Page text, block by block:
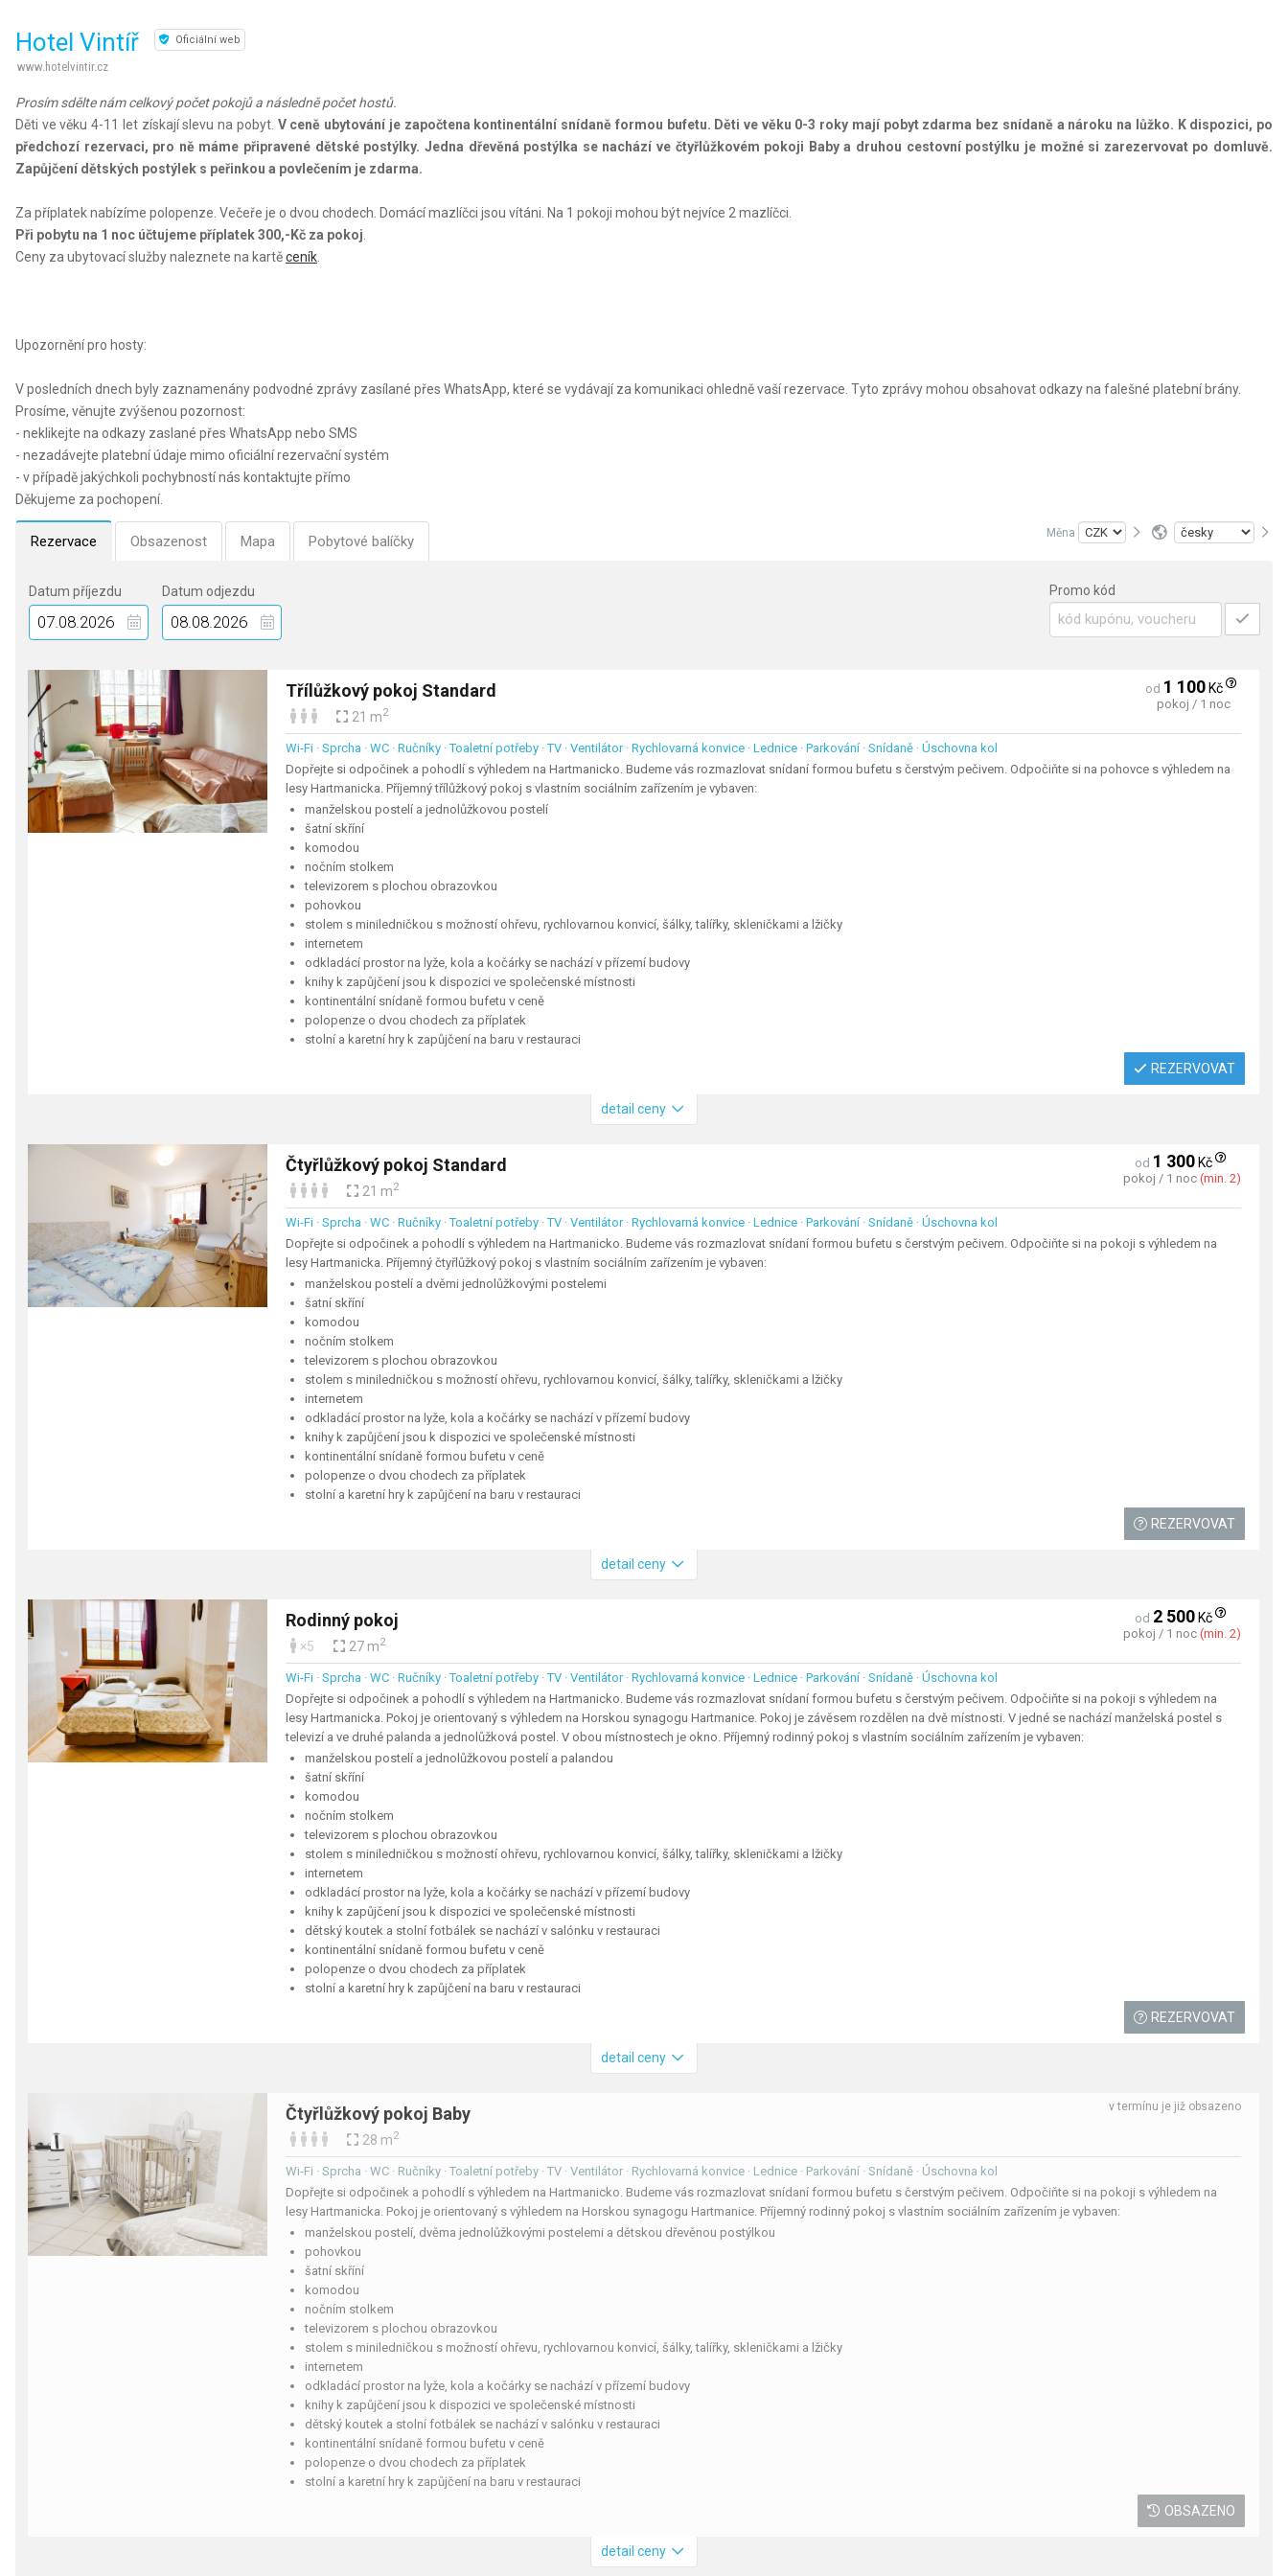
Hotel Vintíř Oficiální web
www.hotelvintir.cz
Prosím sdělte nám celkový počet pokojů a následně počet hostů.
Děti ve věku 4-11 let získají slevu na pobyt. V ceně ubytování je započtena kontinentální snídaně formou bufetu. Děti ve věku 0-3 roky mají pobyt zdarma bez snídaně a nároku na lůžko. K dispozici, po
předchozí rezervaci, pro ně máme připravené dětské postýlky. Jedna dřevěná postýlka se nachází ve čtyřlůžkovém pokoji Baby a druhou cestovní postýlku je možné si zarezervovat po domluvě.
Zapůjčení dětských postýlek s peřinkou a povlečením je zdarma.
Za příplatek nabízíme polopenze. Večeře je o dvou chodech. Domácí mazlíčci jsou vítáni. Na 1 pokoji mohou být nejvíce 2 mazlíčci.
Při pobytu na 1 noc účtujeme příplatek 300,-Kč za pokoj
Ceny za ubytovací služby naleznete na kartěceník
Upozornění pro hosty:
V posledních dnech byly zaznamenány podvodné zprávy zasílané přes WhatsApp, které se vydávají za komunikaci ohledně vaší rezervace. Tyto zprávy mohou obsahovat odkazy na falešné platební brány.
Prosíme, věnujte zvýšenou pozornost:
- neklikejte na odkazy zaslané přes WhatsApp nebo SMS
- nezadávejte platební údaje mimo oficiální rezervační systém
- v případě jakýchkoli pochybností nás kontaktujte přímo
Děkujeme za pochopení.
Měna
Rezervace Obsazenost Mapa Pobytové balíčky
Datum příjezdu Datum odjezdu Promo kód
Třílůžkový pokoj Standard
21 m2
od 1 100 Kč
pokoj / 1 noc
Wi-Fi · Sprcha · WC · Ručníky · Toaletní potřeby · TV · Ventilátor · Rychlovarná konvice · Lednice · Parkování · Snídaně · Úschovna kol
Dopřejte si odpočinek a pohodlí s výhledem na Hartmanicko. Budeme vás rozmazlovat snídaní formou bufetu s čerstvým pečivem. Odpočiňte si na pohovce s výhledem na
lesy Hartmanicka. Příjemný třílůžkový pokoj s vlastním sociálním zařízením je vybaven:
manželskou postelí a jednolůžkovou postelí
šatní skříní
komodou
nočním stolkem
televizorem s plochou obrazovkou
pohovkou
stolem s miniledničkou s možností ohřevu, rychlovarnou konvicí, šálky, talířky, skleničkami a lžičky
internetem
odkladácí prostor na lyže, kola a kočárky se nachází v přízemí budovy
knihy k zapůjčení jsou k dispozici ve společenské místnosti
kontinentální snídaně formou bufetu v ceně
polopenze o dvou chodech za příplatek
stolní a karetní hry k zapůjčení na baru v restauraci
REZERVOVAT
detail ceny
Čtyřlůžkový pokoj Standard
21 m2
od 1 300Kč
pokoj / 1 noc (min. 2)
Wi-Fi · Sprcha · WC · Ručníky · Toaletní potřeby · TV · Ventilátor · Rychlovarná konvice · Lednice · Parkování · Snídaně · Úschovna kol
Dopřejte si odpočinek a pohodlí s výhledem na Hartmanicko. Budeme vás rozmazlovat snídaní formou bufetu s čerstvým pečivem. Odpočiňte si na pokoji s výhledem na
lesy Hartmanicka. Příjemný čtyřlůžkový pokoj s vlastním sociálním zařízením je vybaven:
manželskou postelí a dvěmi jednolůžkovými postelemi
šatní skříní
komodou
nočním stolkem
televizorem s plochou obrazovkou
stolem s miniledničkou s možností ohřevu, rychlovarnou konvicí, šálky, talířky, skleničkami a lžičky
internetem
odkladácí prostor na lyže, kola a kočárky se nachází v přízemí budovy
knihy k zapůjčení jsou k dispozici ve společenské místnosti
kontinentální snídaně formou bufetu v ceně
polopenze o dvou chodech za příplatek
stolní a karetní hry k zapůjčení na baru v restauraci
REZERVOVAT
detail ceny
Rodinný pokoj
×5 27 m2
od 2 500Kč
pokoj / 1 noc (min. 2)
Wi-Fi · Sprcha · WC · Ručníky · Toaletní potřeby · TV · Ventilátor · Rychlovarná konvice · Lednice · Parkování · Snídaně · Úschovna kol
Dopřejte si odpočinek a pohodlí s výhledem na Hartmanicko. Budeme vás rozmazlovat snídaní formou bufetu s čerstvým pečivem. Odpočiňte si na pokoji s výhledem na
lesy Hartmanicka. Pokoj je orientovaný s výhledem na Horskou synagogu Hartmanice. Pokoj je závěsem rozdělen na dvě místnosti. V jedné se nachází manželská postel s
televizí a ve druhé palanda a jednolůžková postel. V obou místnostech je okno. Příjemný rodinný pokoj s vlastním sociálním zařízením je vybaven:
manželskou postelí a jednolůžkovou postelí a palandou
šatní skříní
komodou
nočním stolkem
televizorem s plochou obrazovkou
stolem s miniledničkou s možností ohřevu, rychlovarnou konvicí, šálky, talířky, skleničkami a lžičky
internetem
odkladácí prostor na lyže, kola a kočárky se nachází v přízemí budovy
knihy k zapůjčení jsou k dispozici ve společenské místnosti
dětský koutek a stolní fotbálek se nachází v salónku v restauraci
kontinentální snídaně formou bufetu v ceně
polopenze o dvou chodech za příplatek
stolní a karetní hry k zapůjčení na baru v restauraci
REZERVOVAT
detail ceny
Čtyřlůžkový pokoj Baby
28 m2
v termínu je již obsazeno
Wi-Fi · Sprcha · WC · Ručníky · Toaletní potřeby · TV · Ventilátor · Rychlovarná konvice · Lednice · Parkování · Snídaně · Úschovna kol
Dopřejte si odpočinek a pohodlí s výhledem na Hartmanicko. Budeme vás rozmazlovat snídaní formou bufetu s čerstvým pečivem. Odpočiňte si na pokoji s výhledem na
lesy Hartmanicka. Pokoj je orientovaný s výhledem na Horskou synagogu Hartmanice. Příjemný rodinný pokoj s vlastním sociálním zařízením je vybaven:
manželskou postelí, dvěma jednolůžkovými postelemi a dětskou dřevěnou postýlkou
pohovkou
šatní skříní
komodou
nočním stolkem
televizorem s plochou obrazovkou
stolem s miniledničkou s možností ohřevu, rychlovarnou konvicí, šálky, talířky, skleničkami a lžičky
internetem
odkladácí prostor na lyže, kola a kočárky se nachází v přízemí budovy
knihy k zapůjčení jsou k dispozici ve společenské místnosti
dětský koutek a stolní fotbálek se nachází v salónku v restauraci
kontinentální snídaně formou bufetu v ceně
polopenze o dvou chodech za příplatek
stolní a karetní hry k zapůjčení na baru v restauraci
OBSAZENO
detail ceny